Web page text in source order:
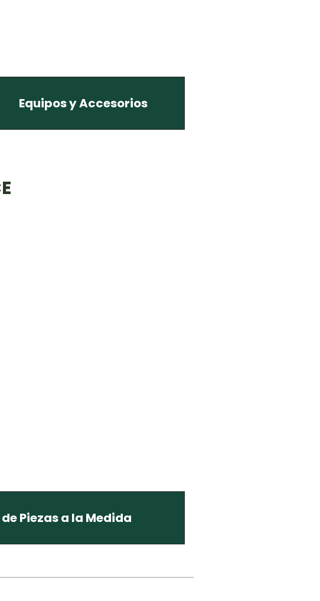
Equipos y Accesorios
Piezas a la Medida